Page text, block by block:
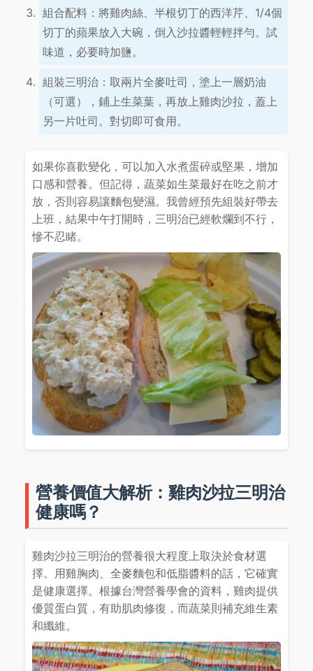
組合配料：將雞肉絲、半根切丁的西洋芹、1/4個
切丁的蘋果放入大碗，倒入沙拉醬輕輕拌勻。試
味道，必要時加鹽。
組裝三明治：取兩片全麥吐司，塗上一層奶油
（可選），鋪上生菜葉，再放上雞肉沙拉，蓋上
另一片吐司。對切即可食用。
如果你喜歡變化，可以加入水煮蛋碎或堅果，增加
口感和營養。但記得，蔬菜如生菜最好在吃之前才
放，否則容易讓麵包變濕。我曾經預先組裝好帶去
上班，結果中午打開時，三明治已經軟爛到不行，
慘不忍睹。
營養價值大解析：雞肉沙拉三明治
健康嗎？
雞肉沙拉三明治的營養很大程度上取決於食材選
擇。用雞胸肉、全麥麵包和低脂醬料的話，它確實
是健康選擇。根據台灣營養學會的資料，雞肉提供
優質蛋白質，有助肌肉修復，而蔬菜則補充維生素
和纖維。